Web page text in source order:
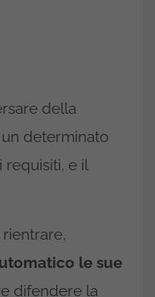
della
determinato
e il
le sue
difendere la